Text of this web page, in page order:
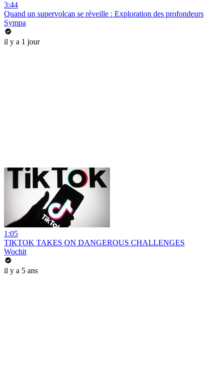
3:44
Quand un supervolcan se réveille : Exploration des profondeurs
Sympa
il y a 1 jour
1:05
TIKTOK TAKES ON DANGEROUS CHALLENGES
Wochit
il y a 5 ans